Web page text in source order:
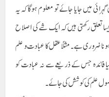
میں جایا جائے تو معلوم ہوگا کہ یہ
تعلق رکھتی ہیں کہ ایک شے کی اصلاح
ضروری ہے۔ مثلاً عقل کا عبادت و علم
فائدہ جس کے ذریعے سے نہ عبادت کو
علم کی کوشش کی جائے۔